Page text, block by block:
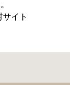
サイト